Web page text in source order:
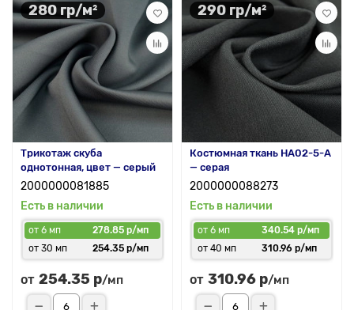
280 гр/м²
Трикотаж скуба
однотонная, цвет — серый
2000000081885
Есть в наличии
от 6 мп
278.85 р/мп
от 30 мп
254.35 р/мп
от 254.35 р/мп
290 гр/м²
Костюмная ткань HA02-5-A
— серая
2000000088273
Есть в наличии
от 6 мп
340.54 р/мп
от 40 мп
310.96 р/мп
от 310.96 р/мп